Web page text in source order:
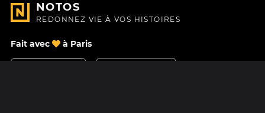
NOTOS
REDONNEZ VIE À VOS HISTOIRES
Fait avec à Paris